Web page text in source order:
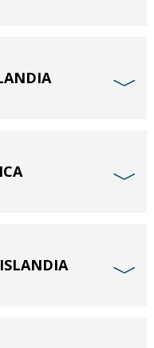
﹀
﹀
﹀